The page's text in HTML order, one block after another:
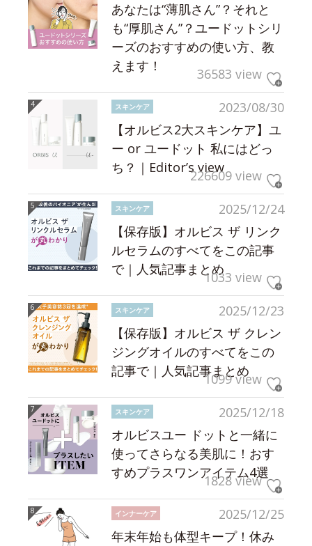
あなたは“薄肌さん”？それと
も“厚肌さん”？ユードットシリ
ーズのおすすめの使い方、教
えます！
36583 view
2023/08/30
スキンケア
【オルビス2大スキンケア】ユ
ー or ユードット 私にはどっ
ち？｜Editor’s view226609 view
2025/12/24
スキンケア
【保存版】オルビス ザ リンク
ルセラムのすべてをこの記事
で｜人気記事まとめ1033 view
2025/12/23
スキンケア
【保存版】オルビス ザ クレン
ジングオイルのすべてをこの
記事で｜人気記事まとめ
1099 view
2025/12/18
スキンケア
オルビスユー ドットと一緒に
使ってさらなる美肌に！おす
すめプラスワンアイテム4選
1828 view
2025/12/25
インナーケア
年末年始も体型キープ！休み